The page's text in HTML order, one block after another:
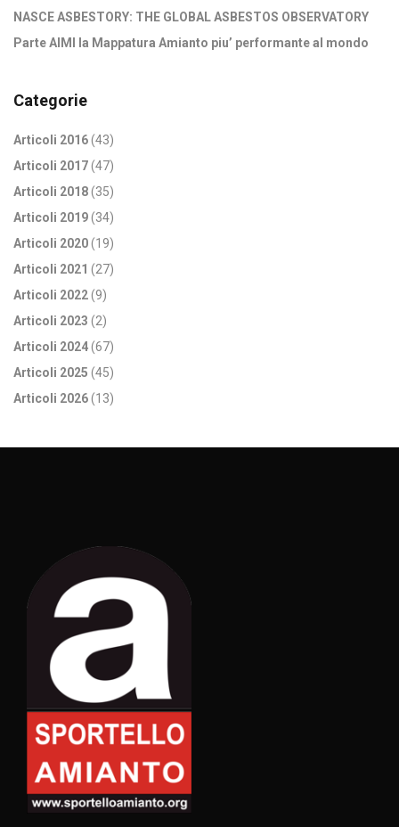
NASCE ASBESTORY: THE GLOBAL ASBESTOS OBSERVATORY
Parte AIMI la Mappatura Amianto piu’ performante al mondo
Categorie
Articoli 2016(43)
Articoli 2017(47)
Articoli 2018(35)
Articoli 2019(34)
Articoli 2020(19)
Articoli 2021 (27)
Articoli 2022(9)
Articoli 2023 (2)
Articoli 2024(67)
Articoli 2025 (45)
Articoli 2026(13)